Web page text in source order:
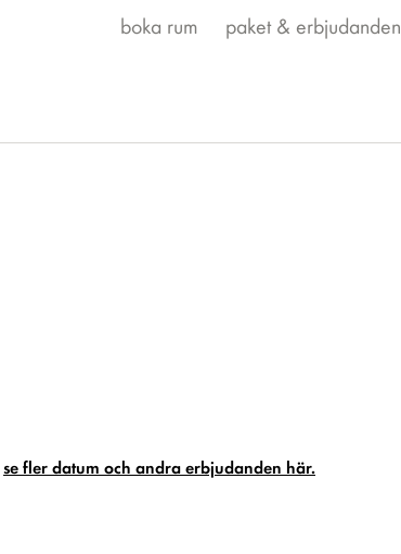
boka rum paket & erbjudanden
se fler datum och andra erbjudanden här.